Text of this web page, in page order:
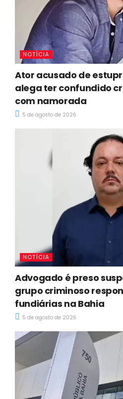
NOTÍCIA
Ator acusado de
alega ter confundido
com namorada
5 de agosto de 2026
NOTÍCIA
Advogado é preso
grupo criminoso
fundiárias na Bahia
5 de agosto de 2026